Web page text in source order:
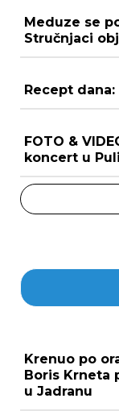
Meduze se
Stručnjaci
Recept
FOTO &
koncert u
Krenuo po
Boris Krneta
u Jadranu